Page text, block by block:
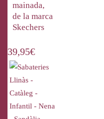
mainada,
de la marca
Skechers
39,95€